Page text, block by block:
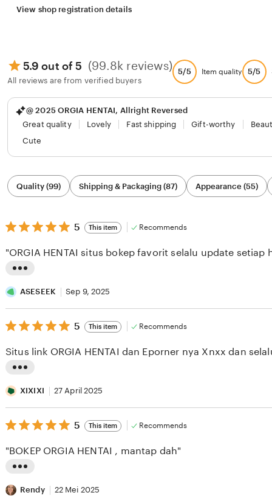
View shop registration details
5.9 out of 5 (99.8k reviews)
All reviews are from verified buyers
5/5 Item quality 5/5
@ 2025 ORGIA HENTAI, Allright Reversed
Great quality
Lovely Fast shipping Gift-worthy
Cute
Filter
by
category
Quality (99) Shipping & Packaging (87) Appearance (55)
5
out
5
stars
5 This item Recommends
i
s
t
n
r
e
v
e
b
"ORGIA HENTAI situs bokep favorit selalu update setiap
ASESEEK Sep 9, 2025
5
out
5
stars
5 This item Recommends
i
s
t
n
r
Situs link ORGIA HENTAI dan Eporner nya Xnxx dan
XIXIXI 27 April 2025
5
out
5
stars
5 This item Recommends
i
"BOKEP ORGIA HENTAI , mantap dah"
Rendy 22 Mei 2025